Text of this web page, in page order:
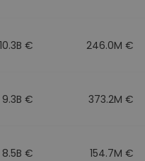
10.3B € 246.0M €
9.3B € 373.2M €
8.5B € 154.7M €